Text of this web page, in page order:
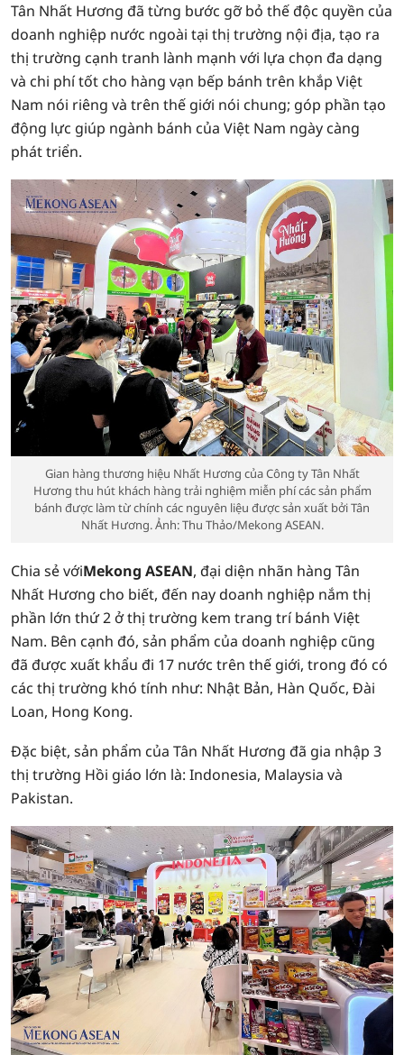
Tân Nhất Hương đã từng bước gỡ bỏ thế độc quyền của
doanh nghiệp nước ngoài tại thị trường nội địa, tạo ra
thị trường cạnh tranh lành mạnh với lựa chọn đa dạng
và chi phí tốt cho hàng vạn bếp bánh trên khắp Việt
Nam nói riêng và trên thế giới nói chung; góp phần tạo
động lực giúp ngành bánh của Việt Nam ngày càng
phát triển.
Gian hàng thương hiệu Nhất Hương của Công ty Tân Nhất
Hương thu hút khách hàng trải nghiệm miễn phí các sản phẩm
bánh được làm từ chính các nguyên liệu được sản xuất bởi Tân
Nhất Hương. Ảnh: Thu Thảo/Mekong ASEAN.
Chia sẻ vớiMekong ASEAN, đại diện nhãn hàng Tân
Nhất Hương cho biết, đến nay doanh nghiệp nắm thị
phần lớn thứ 2 ở thị trường kem trang trí bánh Việt
Nam. Bên cạnh đó, sản phẩm của doanh nghiệp cũng
đã được xuất khẩu đi 17 nước trên thế giới, trong đó có
các thị trường khó tính như: Nhật Bản, Hàn Quốc, Đài
Loan, Hong Kong.
Đặc biệt, sản phẩm của Tân Nhất Hương đã gia nhập 3
thị trường Hồi giáo lớn là: Indonesia, Malaysia và
Pakistan.